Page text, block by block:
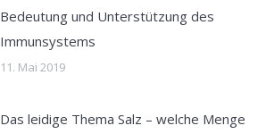
Bedeutung und Unterstützung des
Immunsystems
11. Mai 2019
Das leidige Thema Salz – welche Menge